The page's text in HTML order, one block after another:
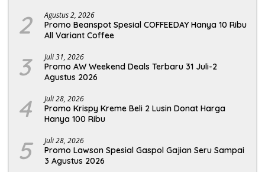
2 Agustus 2, 2026
Promo Beanspot Spesial COFFEEDAY Hanya 10 Ribu
All Variant Coffee
3 Juli 31, 2026
Promo AW Weekend Deals Terbaru 31 Juli-2
Agustus 2026
4 Juli 28, 2026
Promo Krispy Kreme Beli 2 Lusin Donat Harga
Hanya 100 Ribu
5 Juli 28, 2026
Promo Lawson Spesial Gaspol Gajian Seru Sampai
3 Agustus 2026